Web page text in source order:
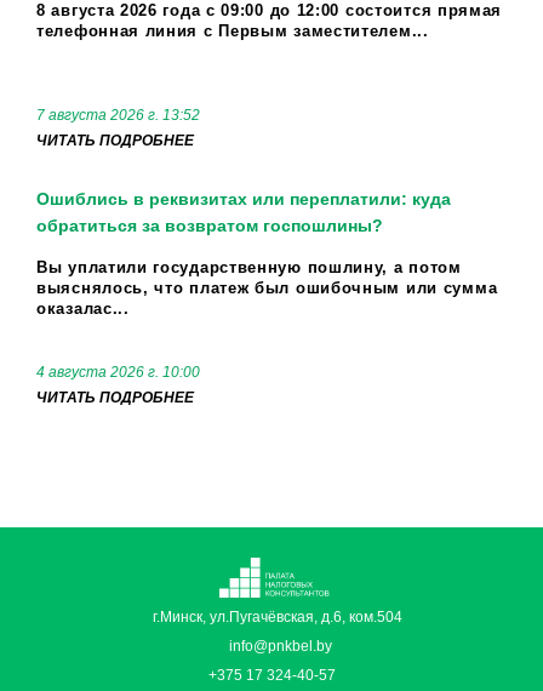
8 августа 2026 года с 09:00 до 12:00 состоится прямая
телефонная линия с Первым заместителем...
7 августа 2026 г. 13:52
ЧИТАТЬ ПОДРОБНЕЕ
Ошиблись в реквизитах или переплатили: куда
обратиться за возвратом госпошлины?
Вы уплатили государственную пошлину, а потом
выяснялось, что платеж был ошибочным или сумма
оказалас...
4 августа 2026 г. 10:00
ЧИТАТЬ ПОДРОБНЕЕ
г.Минск, ул.Пугачёвская, д.6, ком.504
info@pnkbel.by
+375 17 324-40-57